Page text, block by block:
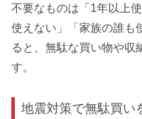
不要なものは「1年以上
使えない」「家族の誰も
ると、無駄な買い物や収
す。
地震対策で無駄買い